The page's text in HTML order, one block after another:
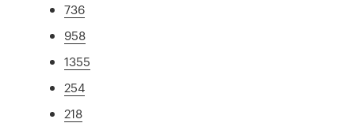
736
958
1355
254
218